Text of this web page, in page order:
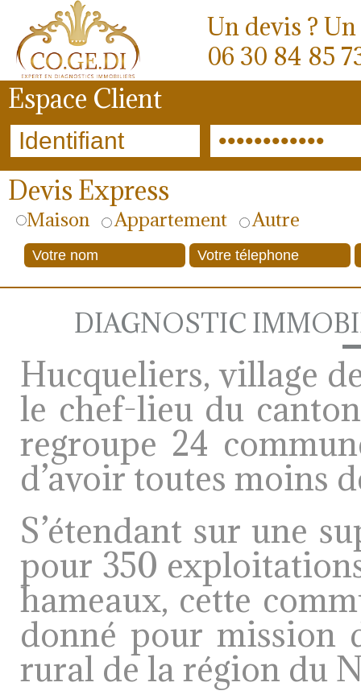
Un devis ?
06 30 84 85
Espace Client
Devis Express
Maison Appartement Autre
DIAGNOSTIC
Hucqueliers, village
le chef-lieu du
regroupe 24
d’avoir toutes moins
S’étendant sur une
pour 350
hameaux, cette
donné pour mission
rural de la région du